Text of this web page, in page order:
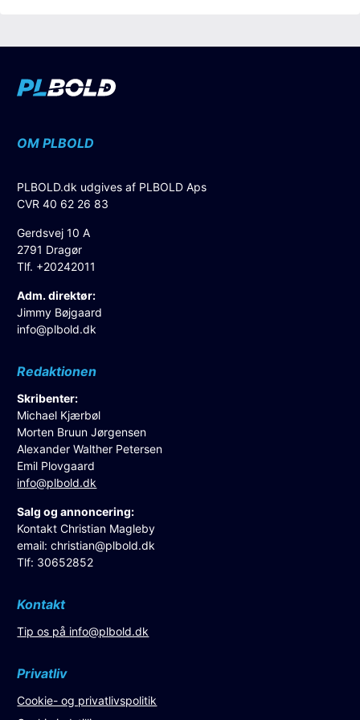
OM PLBOLD
PLBOLD.dk udgives af PLBOLD Aps
CVR 40 62 26 83
Gerdsvej 10 A
2791 Dragør
Tlf. +20242011
Adm. direktør:
Jimmy Bøjgaard
info@plbold.dk
Redaktionen
Skribenter:
Michael Kjærbøl
Morten Bruun Jørgensen
Alexander Walther Petersen
Emil Plovgaard
info@plbold.dk
Salg og annoncering:
Kontakt Christian Magleby
email:christian@plbold.dk
Tlf: 30652852
Kontakt
Tip os på info@plbold.dk
Privatliv
Cookie- og privatlivspolitik